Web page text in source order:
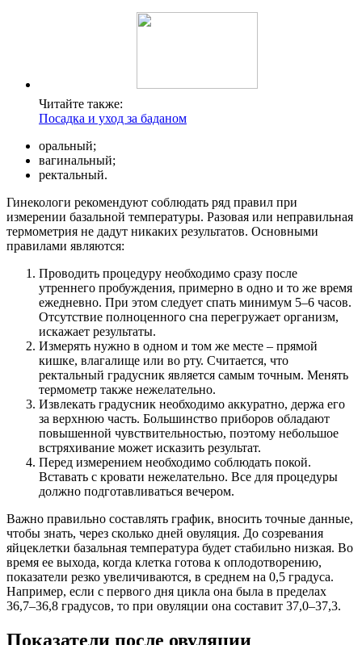
Читайте также:
Посадка и уход за баданом
оральный;
вагинальный;
ректальный.
Гинекологи рекомендуют соблюдать ряд правил при
измерении базальной температуры. Разовая или неправильная
термометрия не дадут никаких результатов. Основными
правилами являются:
Проводить процедуру необходимо сразу после
утреннего пробуждения, примерно в одно и то же время
ежедневно. При этом следует спать минимум 5–6 часов.
Отсутствие полноценного сна перегружает организм,
искажает результаты.
Измерять нужно в одном и том же месте – прямой
кишке, влагалище или во рту. Считается, что
ректальный градусник является самым точным. Менять
термометр также нежелательно.
Извлекать градусник необходимо аккуратно, держа его
за верхнюю часть. Большинство приборов обладают
повышенной чувствительностью, поэтому небольшое
встряхивание может исказить результат.
Перед измерением необходимо соблюдать покой.
Вставать с кровати нежелательно. Все для процедуры
должно подготавливаться вечером.
Важно правильно составлять график, вносить точные данные,
чтобы знать, через сколько дней овуляция. До созревания
яйцеклетки базальная температура будет стабильно низкая. Во
время ее выхода, когда клетка готова к оплодотворению,
показатели резко увеличиваются, в среднем на 0,5 градуса.
Например, если с первого дня цикла она была в пределах
36,7–36,8 градусов, то при овуляции она составит 37,0–37,3.
Показатели после овуляции